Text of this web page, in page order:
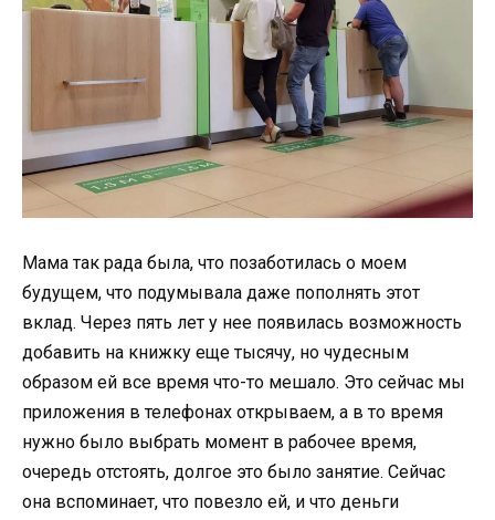
Мама так рада была, что позаботилась о моем
будущем, что подумывала даже пополнять этот
вклад. Через пять лет у нее появилась возможность
добавить на книжку еще тысячу, но чудесным
образом ей все время что-то мешало. Это сейчас мы
приложения в телефонах открываем, а в то время
нужно было выбрать момент в рабочее время,
очередь отстоять, долгое это было занятие. Сейчас
она вспоминает, что повезло ей, и что деньги